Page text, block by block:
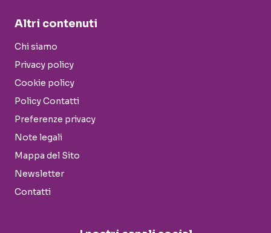
Altri contenuti
Chi siamo
Privacy policy
Cookie policy
Policy Contatti
Preferenze privacy
Note legali
Mappa del Sito
Newsletter
Contatti